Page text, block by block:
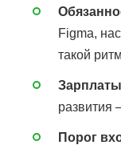
Figma,
такой
развития
Порог